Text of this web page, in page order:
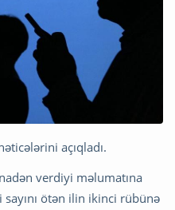
açıqladı.
verdiyi məlumatına
ötən ilin ikinci rübünə